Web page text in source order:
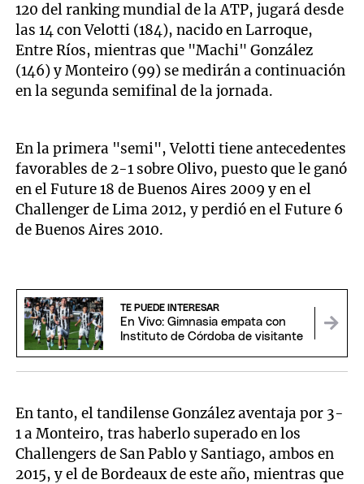
120 del ranking mundial de la ATP, jugará desde
las 14 con Velotti (184), nacido en Larroque,
Entre Ríos, mientras que "Machi" González
(146) y Monteiro (99) se medirán a continuación
en la segunda semifinal de la jornada.
En la primera "semi", Velotti tiene antecedentes
favorables de 2-1 sobre Olivo, puesto que le ganó
en el Future 18 de Buenos Aires 2009 y en el
Challenger de Lima 2012, y perdió en el Future 6
de Buenos Aires 2010.
TE PUEDE INTERESAR
En Vivo: Gimnasia empata con
Instituto de Córdoba de visitante
En tanto, el tandilense González aventaja por 3-
1 a Monteiro, tras haberlo superado en los
Challengers de San Pablo y Santiago, ambos en
2015, y el de Bordeaux de este año, mientras que